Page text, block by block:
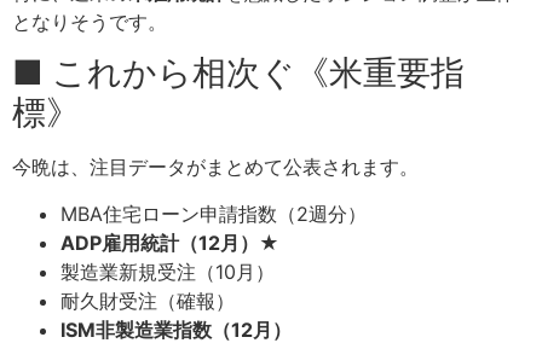
となりそうです。
■ これから相次ぐ《米重要指
標》
今晩は、注目データがまとめて公表されます。
MBA住宅ローン申請指数（2週分）
ADP雇用統計（12月）★
製造業新規受注（10月）
耐久財受注（確報）
ISM非製造業指数（12月）